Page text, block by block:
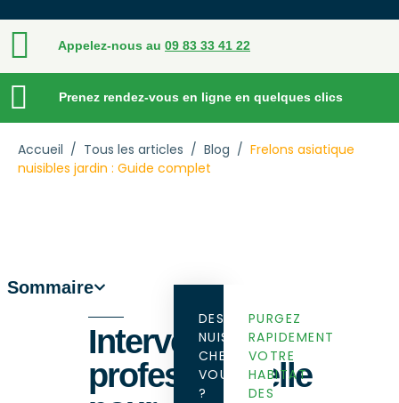
Appelez-nous au 09 83 33 41 22
Prenez rendez-vous en ligne en quelques clics
Accueil / Tous les articles / Blog / Frelons asiatique
nuisibles jardin : Guide complet
Sommaire
Intervention
professionnelle
DES
NUISIBLES
CHEZ
VOUS
?
PURGEZ
RAPIDEMENT
VOTRE
HABITAT
DES